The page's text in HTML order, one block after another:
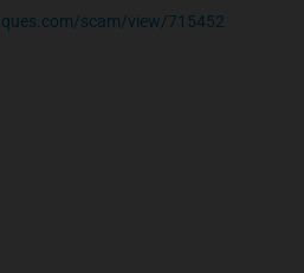
scam/view/715452